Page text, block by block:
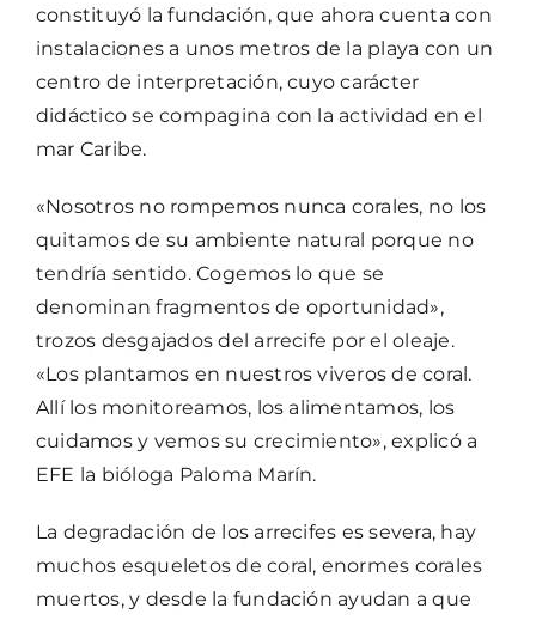
constituyó la fundación, que ahora cuenta con
instalaciones a unos metros de la playa con un
centro de interpretación, cuyo carácter
didáctico se compagina con la actividad en el
mar Caribe.
«Nosotros no rompemos nunca corales, no los
quitamos de su ambiente natural porque no
tendría sentido. Cogemos lo que se
denominan fragmentos de oportunidad»,
trozos desgajados del arrecife por el oleaje.
«Los plantamos en nuestros viveros de coral.
Allí los monitoreamos, los alimentamos, los
cuidamos y vemos su crecimiento», explicó a
EFE la bióloga Paloma Marín.
La degradación de los arrecifes es severa, hay
muchos esqueletos de coral, enormes corales
muertos, y desde la fundación ayudan a que